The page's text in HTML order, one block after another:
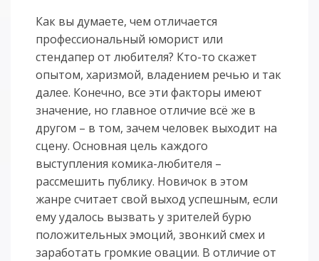
Как вы думаете, чем отличается
профессиональный юморист или
стендапер от любителя? Кто-то скажет
опытом, харизмой, владением речью и так
далее. Конечно, все эти факторы имеют
значение, но главное отличие всё же в
другом – в том, зачем человек выходит на
сцену. Основная цель каждого
выступления комика-любителя –
рассмешить публику. Новичок в этом
жанре считает свой выход успешным, если
ему удалось вызвать у зрителей бурю
положительных эмоций, звонкий смех и
заработать громкие овации. В отличие от